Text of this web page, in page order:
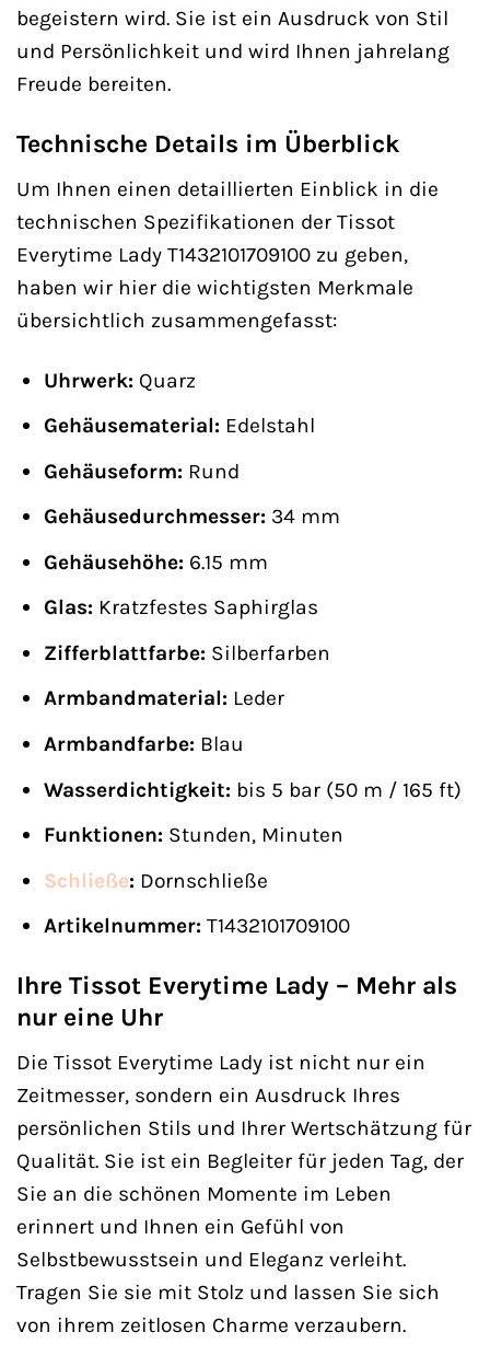
begeistern wird. Sie ist ein Ausdruck von Stil
und Persönlichkeit und wird Ihnen jahrelang
Freude bereiten.
Technische Details im Überblick
Um Ihnen einen detaillierten Einblick in die
technischen Spezifikationen der Tissot
Everytime Lady T1432101709100 zu geben,
haben wir hier die wichtigsten Merkmale
übersichtlich zusammengefasst:
Uhrwerk:Quarz
Gehäusematerial:Edelstahl
Gehäuseform:Rund
Gehäusedurchmesser:34 mm
Gehäusehöhe:6.15 mm
Glas:Kratzfestes Saphirglas
Zifferblattfarbe:Silberfarben
Armbandmaterial:Leder
Armbandfarbe:Blau
Wasserdichtigkeit:bis 5 bar (50 m / 165 ft)
Funktionen:Stunden, Minuten
Schließe:Dornschließe
Artikelnummer:T1432101709100
Ihre Tissot Everytime Lady – Mehr als
nur eine Uhr
Die Tissot Everytime Lady ist nicht nur ein
Zeitmesser, sondern ein Ausdruck Ihres
persönlichen Stils und Ihrer Wertschätzung für
Qualität. Sie ist ein Begleiter für jeden Tag, der
Sie an die schönen Momente im Leben
erinnert und Ihnen ein Gefühl von
Selbstbewusstsein und Eleganz verleiht.
Tragen Sie sie mit Stolz und lassen Sie sich
von ihrem zeitlosen Charme verzaubern.